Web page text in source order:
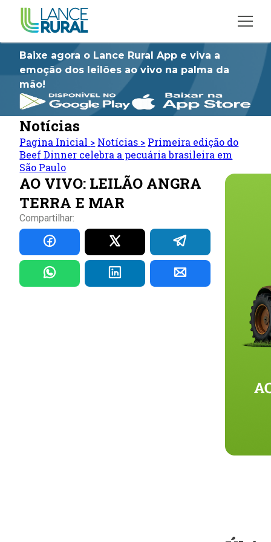
Baixe agora o Lance Rural App e viva a
emoção dos leilões ao vivo na palma da
mão!
Notícias
Pagina Inicial > Notícias > Primeira edição do
Beef Dinner celebra a pecuária brasileira em
São Paulo
AO VIVO: LEILÃO ANGRA
TERRA E MAR
Compartilhar: